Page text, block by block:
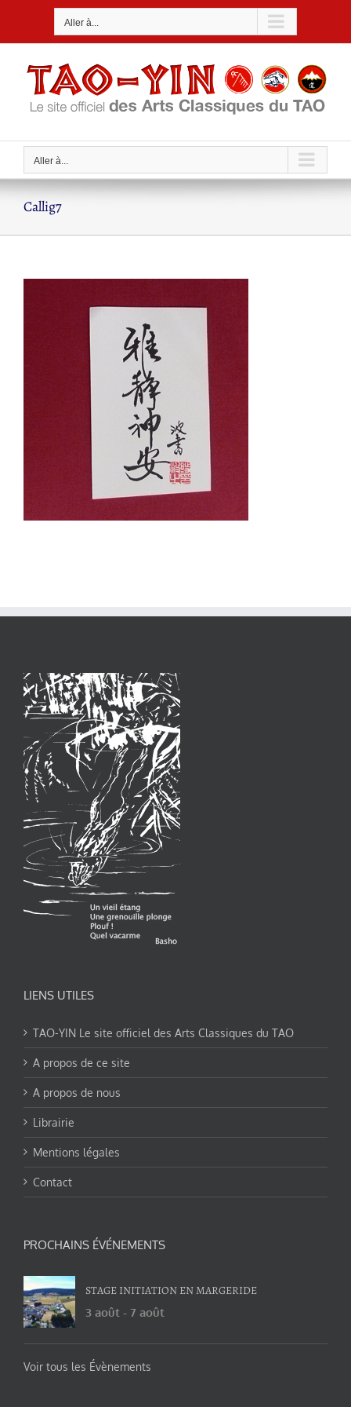
Aller à...
Aller à...
Callig7
LIENS UTILES
TAO-YIN Le site officiel des Arts Classiques du TAO
A propos de ce site
A propos de nous
Librairie
Mentions légales
Contact
PROCHAINS ÉVÉNEMENTS
STAGE INITIATION EN MARGERIDE
3 août - 7 août
Voir tous les Évènements